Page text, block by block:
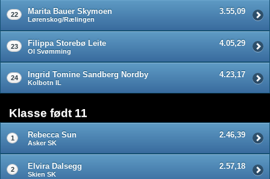
22 Marita Bauer Skymoen
Lørenskog/Rælingen
3.55,09
23 Filippa Storebø Leite
OI Svømming
4.05,29
24 Ingrid Tomine Sandberg Nordby
Kolbotn IL
4.23,17
Klasse født 11
1 Rebecca Sun
Asker SK
2.46,39
2 Elvira Dalsegg
Skien SK
2.57,18